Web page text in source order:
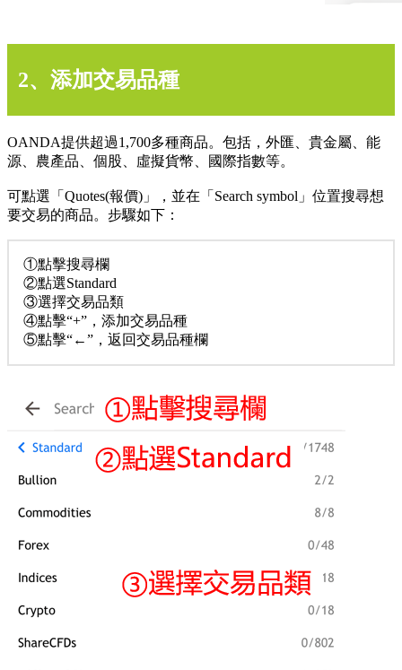
2、添加交易品種
OANDA提供超過1,700多種商品。包括，外匯、貴金屬、能
源、農產品、個股、虛擬貨幣、國際指數等。
可點選「Quotes(報價)」，並在「Search symbol」位置搜尋想
要交易的商品。步驟如下：
①點擊搜尋欄
②點選Standard
③選擇交易品類
④點擊“+”，添加交易品種
⑤點擊“←”，返回交易品種欄